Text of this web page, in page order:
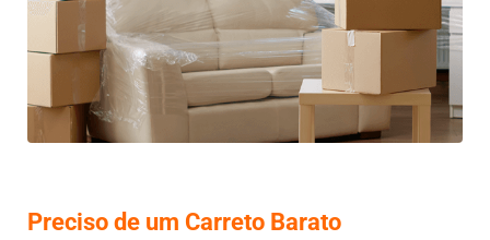
Preciso de um Carreto Barato